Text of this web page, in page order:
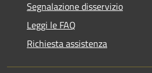
Segnalazione disservizio
Leggi le FAQ
Richiesta assistenza